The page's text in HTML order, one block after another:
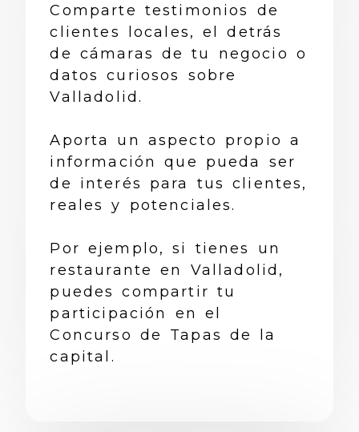
Comparte testimonios de
clientes locales, el detrás
de cámaras de tu negocio o
datos curiosos sobre
Valladolid.
Aporta un aspecto propio a
información que pueda ser
de interés para tus clientes,
reales y potenciales.
Por ejemplo, si tienes un
restaurante en Valladolid,
puedes compartir tu
participación en el
Concurso de Tapas de la
capital.